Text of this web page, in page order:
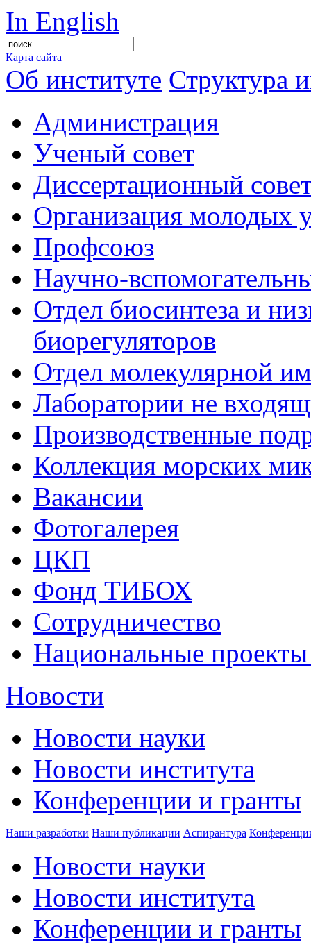
In English
Карта сайта
Об институте Структура
Администрация
Ученый совет
Диссертационный
Организация молодых
Профсоюз
Научно-
Отдел биосинтеза и
биорегуляторов
Отдел молекулярной
Лаборатории не
Производственные
Коллекция морских
Вакансии
Фотогалерея
ЦКП
Фонд ТИБОХ
Сотрудничество
Национальные
Новости
Новости науки
Новости института
Конференции и гранты
Наши разработки Наши публикации Аспирантура
Новости науки
Новости института
Конференции и гранты